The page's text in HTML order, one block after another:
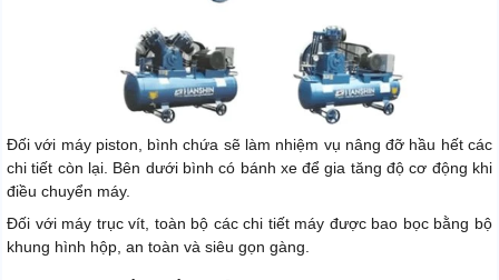
Đối với máy piston, bình chứa sẽ làm nhiệm vụ nâng đỡ hầu hết các
chi tiết còn lại. Bên dưới bình có bánh xe để gia tăng độ cơ động khi
điều chuyển máy.
Đối với máy trục vít, toàn bộ các chi tiết máy được bao bọc bằng bộ
khung hình hộp, an toàn và siêu gọn gàng.